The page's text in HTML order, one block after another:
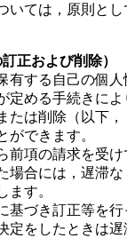
いては，原則と
正および削除）
有する自己の個
定める手続きに
たは削除（以下
ができます。
前項の請求を受
場合には，遅滞
ます。
基づき訂正等を
定をしたときは